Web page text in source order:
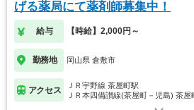
げる薬局にて薬剤師募集中！
給与 【時給】2,000円～
勤務地 岡山県 倉敷市
アクセス
ＪＲ宇野線 茶屋町駅
ＪＲ本四備讃線(茶屋町－児島) 茶屋